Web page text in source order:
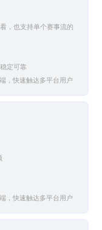
，也支持单个赛事流的
定可靠
，快速触达多平台用户
，快速触达多平台用户